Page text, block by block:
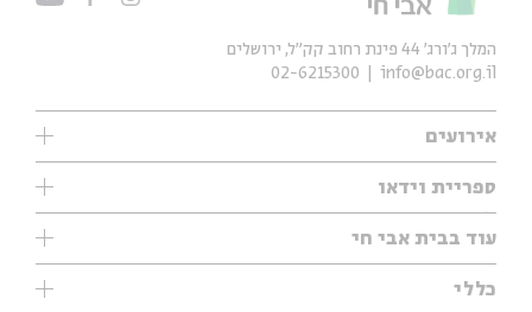
אירועים
עיון
אנגלית
נוער
ספריית וידאו
ילדים
מוזיקה
עיון
עוד בבית אבי חי
תערוכות
מיוחדים
כללי
המלך ג'ורג' 44 פינת רחוב קק״ל, ירושלים
info@bac.org.il
02-6215300